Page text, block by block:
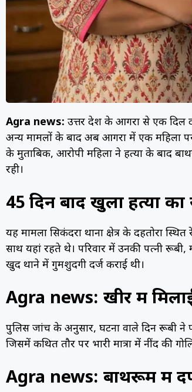
Agra news: उत्तर प्रदेश के आगरा से एक
अन्य मामलों के बाद अब आगरा में एक महिला
के मुताबिक, आरोपी महिला ने हत्या के बाद
रही।
45 दिन बाद खुला हत्या का
यह मामला सिकंदरा थाना क्षेत्र के दहतोरा
साथ यहां रहते थे। परिवार में उनकी पत्नी
खुद थाने में गुमशुदगी दर्ज कराई थी।
Agra news: खीर में
पुलिस जांच के अनुसार, घटना वाले दिन रूबी ने
जिसमें कथित तौर पर भारी मात्रा में नींद की
Agra news: बाथरूम में